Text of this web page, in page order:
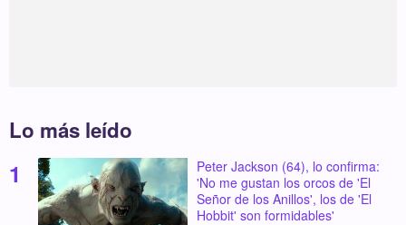
Lo más leído
Peter Jackson (64), lo confirma:
'No me gustan los orcos de 'El
Señor de los Anillos', los de 'El
Hobbit' son formidables'